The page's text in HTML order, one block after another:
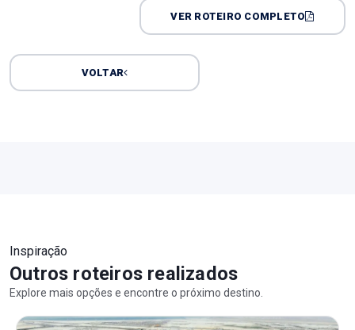
VER ROTEIRO COMPLETO
VOLTAR
Inspiração
Outros roteiros realizados
Explore mais opções e encontre o próximo destino.